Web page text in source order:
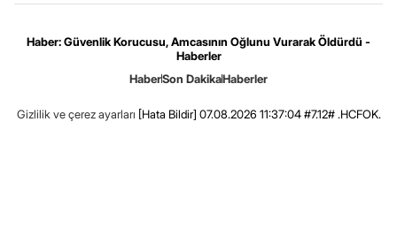
Haber: Güvenlik Korucusu, Amcasının Oğlunu Vurarak Öldürdü -
Haberler
HaberSon DakikaHaberler
Gizlilik ve çerez ayarları [Hata Bildir] 07.08.2026 11:37:04 #7.12# .HCFOK.